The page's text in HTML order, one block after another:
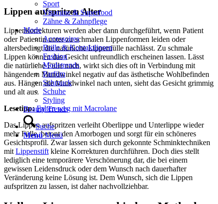
Sport
Vitamine & Superfood
Zähne & Zahnpflege
Mode
Accessoires
Brille & Kontaktlinsen
Fashion
Modetrends
Parfüm
Schmuck
Schuhe
Styling
Beauty Trends
Suche
Menü Menü
Lippen aufspritzen Alter
Lippenkorrekturen werden aber dann durchgeführt, wenn Patient
oder Patientin unter zu schmalen Lippenformen leiden oder
altersbedingt die natürliche Lippenfülle nachlässt. Zu schmale
Lippen können das Gesicht unfreundlich erscheinen lassen. Lässt
die natürliche Fülle nach, wirkt sich dies oft in Verbindung mit
hängendem Mundwinkel negativ auf das ästhetische Wohlbefinden
aus. Hängen die Mundwinkel nach unten, sieht das Gesicht grimmig
und alt aus.
Lesetipp: Falten weg mit Macrolane
Das Lippen aufspritzen verleiht Oberlippe und Unterlippe wieder
mehr Fülle, betont den Amorbogen und sorgt für ein schöneres
Gesichtsprofil. Zwar lassen sich durch gekonnte Schminktechniken
mit Lippenstift kleine Korrekturen durchführen. Doch dies stellt
lediglich eine temporärere Verschönerung dar, die bei einem
gewissen Leidensdruck oder dem Wunsch nach dauerhafter
Veränderung keine Lösung ist. Dem Wunsch, sich die Lippen
aufspritzen zu lassen, ist daher nachvollziehbar.